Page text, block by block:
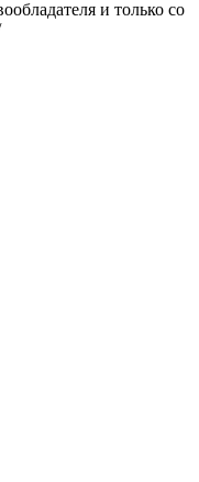
и только со